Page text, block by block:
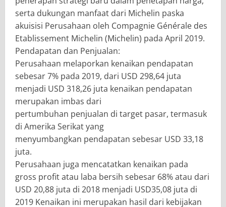
serta dukungan manfaat dari Michelin paska
akuisisi Perusahaan oleh Compagnie Générale des
Etablissement Michelin (Michelin) pada April 2019.
Pendapatan dan Penjualan:
Perusahaan melaporkan kenaikan pendapatan
sebesar 7% pada 2019, dari USD 298,64 juta
menjadi USD 318,26 juta kenaikan pendapatan
merupakan imbas dari
pertumbuhan penjualan di target pasar, termasuk
di Amerika Serikat yang
menyumbangkan pendapatan sebesar USD 33,18
juta.
Perusahaan juga mencatatkan kenaikan pada
gross profit atau laba bersih sebesar 68% atau dari
USD 20,88 juta di 2018 menjadi USD35,08 juta di
2019 Kenaikan ini merupakan hasil dari kebijakan